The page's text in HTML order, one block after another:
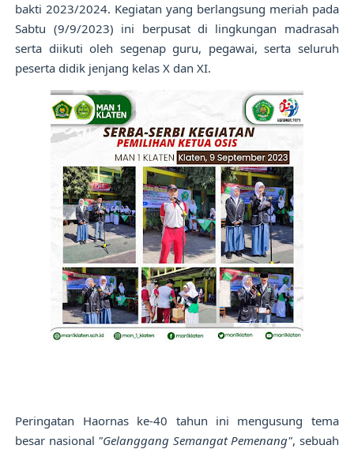
bakti 2023/2024. Kegiatan yang berlangsung meriah pada
Sabtu (9/9/2023) ini berpusat di lingkungan madrasah
serta diikuti oleh segenap guru, pegawai, serta seluruh
peserta didik jenjang kelas X dan XI.
Peringatan Haornas ke-40 tahun ini mengusung tema
besar nasional "Gelanggang Semangat Pemenang", sebuah